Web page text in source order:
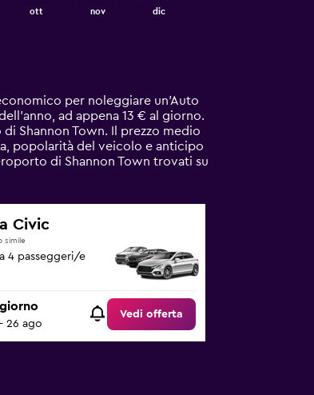
ott nov dic
per noleggiare un'Auto
ad appena 13 € al giorno.
Shannon Town. Il prezzo medio
popolarità del veicolo e anticipo
di Shannon Town trovati su
Civic
simile
4 passeggeri/e
26 ago
Vedi offerta